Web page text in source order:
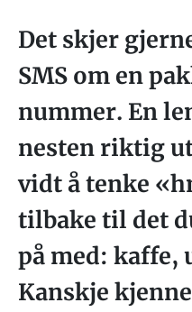
Det skjer
SMS om en
nummer. En
nesten riktig
vidt å tenke
tilbake til det
på med: kaffe,
Kanskje